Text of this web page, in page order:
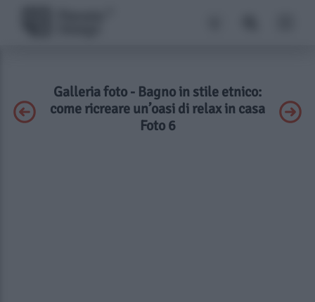
Galleria foto - Bagno in stile etnico:
come ricreare un’oasi di relax in casa
Foto 6